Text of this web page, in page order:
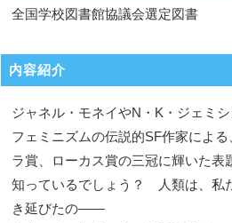
全国学校図書館協議会選定図書
内容紹介
ジャネル・モネイやN・K・ジェミ
フェミニズムの伝説的SF作家によ
ラ賞、ローカス賞の三冠に輝いた表
知っているでしょう？ 人類は、私
き延びたの――